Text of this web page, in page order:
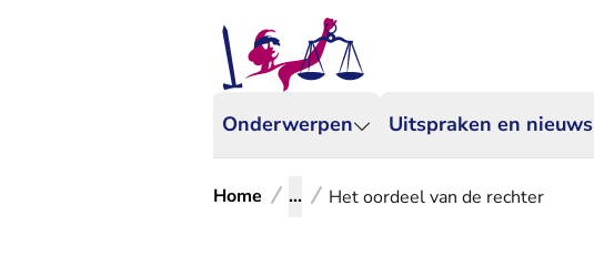
Onderwerpen Uitspraken en nieuws
Home ... Het oordeel van de rechter